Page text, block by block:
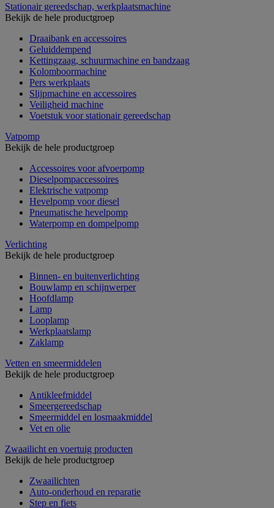
Stationair gereedschap, werkplaatsmachine
Bekijk de hele productgroep
Draaibank en accessoires
Geluiddempend
Kettingzaag, schuurmachine en bandzaag
Kolomboormachine
Pers werkplaats
Slijpmachine en accessoires
Veiligheid machine
Voetstuk voor stationair gereedschap
Vatpomp
Bekijk de hele productgroep
Accessoires voor afvoerpomp
Dieselpompaccessoires
Elektrische vatpomp
Hevelpomp voor diesel
Pneumatische hevelpomp
Waterpomp en dompelpomp
Verlichting
Bekijk de hele productgroep
Binnen- en buitenverlichting
Bouwlamp en schijnwerper
Hoofdlamp
Lamp
Looplamp
Werkplaatslamp
Zaklamp
Vetten en smeermiddelen
Bekijk de hele productgroep
Antikleefmiddel
Smeergereedschap
Smeermiddel en losmaakmiddel
Vet en olie
Zwaailicht en voertuig producten
Bekijk de hele productgroep
Zwaailichten
Auto-onderhoud en reparatie
Step en fiets